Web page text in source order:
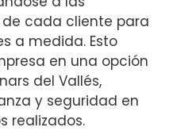
cada cliente para
a medida. Esto
en una opción
del Vallés,
y seguridad en
realizados.